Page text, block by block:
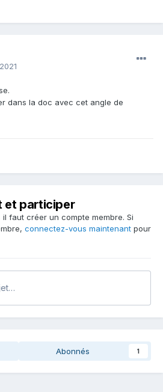
dans la doc avec cet angle de
et participer
faut créer un compte membre. Si
connectez-vous maintenant pour
Abonnés 1